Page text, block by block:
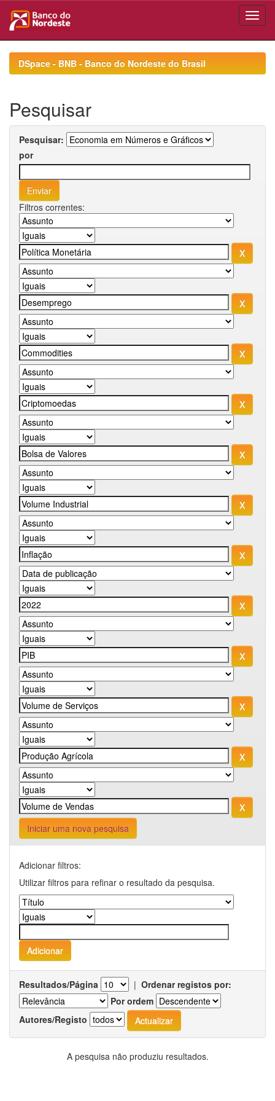
navigationDSpace - BNB - Banco do Nordeste do Brasil
Pesquisar
Pesquisar:
por
Filtros correntes:
Iniciar uma nova pesquisa
Adicionar filtros:
Utilizar filtros para refinar o resultado da pesquisa.
Resultados/Página | Ordenar registos por:
Por ordem
Autores/Registo
A pesquisa não produziu resultados.